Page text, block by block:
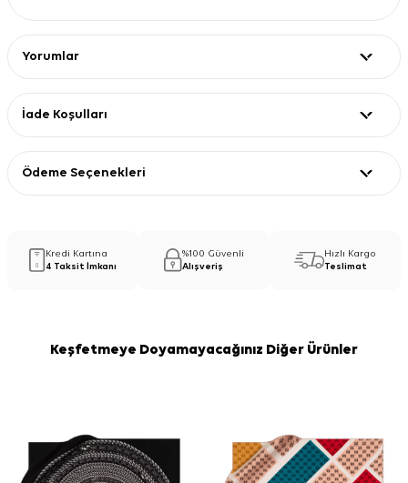
Yorumlar
İade Koşulları
Ödeme Seçenekleri
Kredi Kartına
4 Taksit İmkanı
%100 Güvenli
Alışveriş
Hızlı Kargo
Teslimat
Keşfetmeye Doyamayacağınız Diğer Ürünler